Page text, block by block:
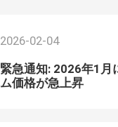
2026-02-04
緊急通知: 2026年1月
ム価格が急上昇